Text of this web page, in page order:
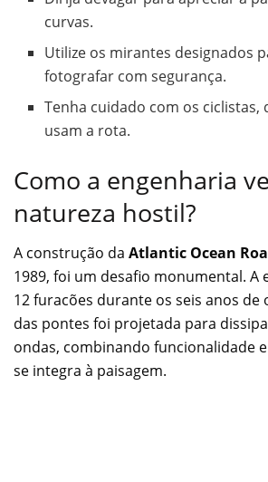
curvas.
Utilize os mirantes designados
fotografar com segurança.
Tenha cuidado com os ciclistas,
usam a rota.
Como a engenharia
natureza hostil?
A construção da Atlantic Ocean
1989, foi um desafio monumental. A
12 furacões durante os seis anos de
das pontes foi projetada para
ondas, combinando funcionalidade
se integra à paisagem.